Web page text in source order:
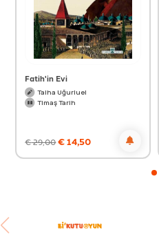
Fatih'in Evi
Talha Uğurluel
Timaş Tarih
€29,00€14,50